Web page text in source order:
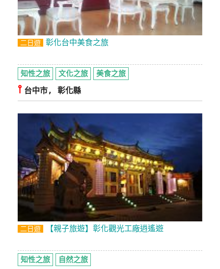
顧
度
訂
單
會
員
帳
戶
服
聯
二日遊 彰化台中美食之旅
知性之旅 文化之旅 美食之旅
⫯ 台中市, 彰化縣
二日遊 【親子旅遊】彰化觀光工廠逍遙遊
知性之旅 自然之旅